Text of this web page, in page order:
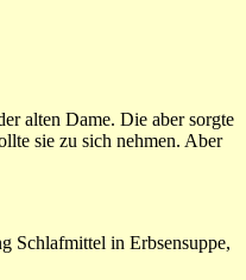
alten Dame. Die aber sorgte
sie zu sich nehmen. Aber
Schlafmittel in Erbsensuppe,